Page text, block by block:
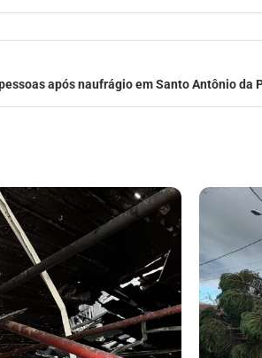
após naufrágio em Santo Antônio da